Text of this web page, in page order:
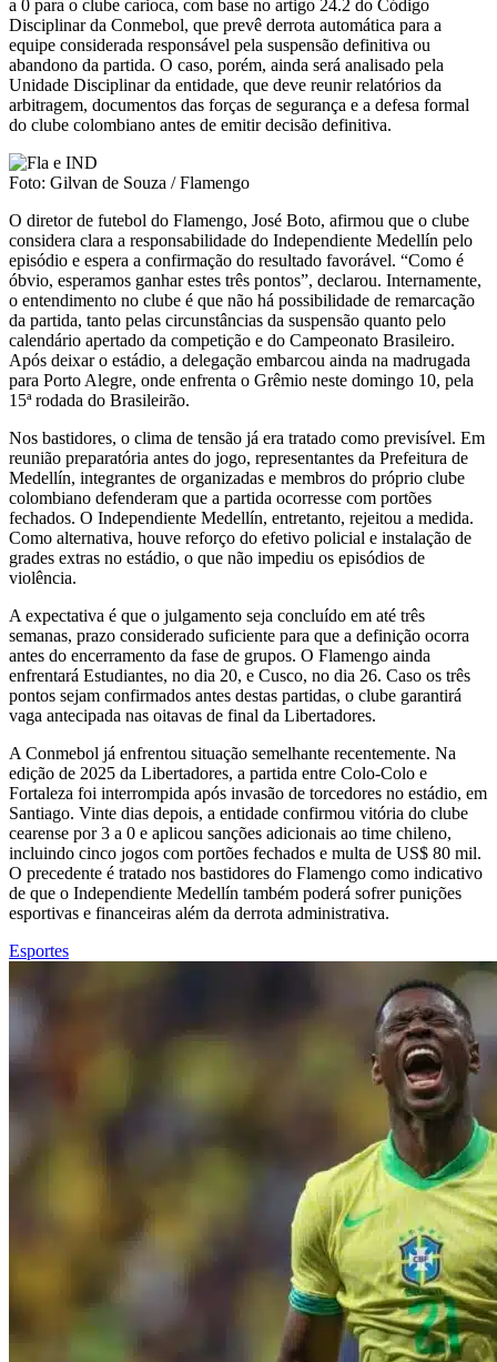
a 0 para o clube carioca, com base no artigo 24.2 do Código
Disciplinar da Conmebol, que prevê derrota automática para a
equipe considerada responsável pela suspensão definitiva ou
abandono da partida. O caso, porém, ainda será analisado pela
Unidade Disciplinar da entidade, que deve reunir relatórios da
arbitragem, documentos das forças de segurança e a defesa formal
do clube colombiano antes de emitir decisão definitiva.
Foto: Gilvan de Souza / Flamengo
O diretor de futebol do Flamengo, José Boto, afirmou que o clube
considera clara a responsabilidade do Independiente Medellín pelo
episódio e espera a confirmação do resultado favorável. “Como é
óbvio, esperamos ganhar estes três pontos”, declarou. Internamente,
o entendimento no clube é que não há possibilidade de remarcação
da partida, tanto pelas circunstâncias da suspensão quanto pelo
calendário apertado da competição e do Campeonato Brasileiro.
Após deixar o estádio, a delegação embarcou ainda na madrugada
para Porto Alegre, onde enfrenta o Grêmio neste domingo 10, pela
15ª rodada do Brasileirão.
Nos bastidores, o clima de tensão já era tratado como previsível. Em
reunião preparatória antes do jogo, representantes da Prefeitura de
Medellín, integrantes de organizadas e membros do próprio clube
colombiano defenderam que a partida ocorresse com portões
fechados. O Independiente Medellín, entretanto, rejeitou a medida.
Como alternativa, houve reforço do efetivo policial e instalação de
grades extras no estádio, o que não impediu os episódios de
violência.
A expectativa é que o julgamento seja concluído em até três
semanas, prazo considerado suficiente para que a definição ocorra
antes do encerramento da fase de grupos. O Flamengo ainda
enfrentará Estudiantes, no dia 20, e Cusco, no dia 26. Caso os três
pontos sejam confirmados antes destas partidas, o clube garantirá
vaga antecipada nas oitavas de final da Libertadores.
A Conmebol já enfrentou situação semelhante recentemente. Na
edição de 2025 da Libertadores, a partida entre Colo-Colo e
Fortaleza foi interrompida após invasão de torcedores no estádio, em
Santiago. Vinte dias depois, a entidade confirmou vitória do clube
cearense por 3 a 0 e aplicou sanções adicionais ao time chileno,
incluindo cinco jogos com portões fechados e multa de US$ 80 mil.
O precedente é tratado nos bastidores do Flamengo como indicativo
de que o Independiente Medellín também poderá sofrer punições
esportivas e financeiras além da derrota administrativa.
Esportes